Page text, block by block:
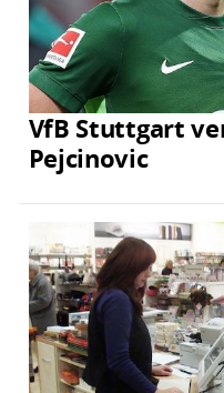
VfB Stuttgart
Pejcinovic